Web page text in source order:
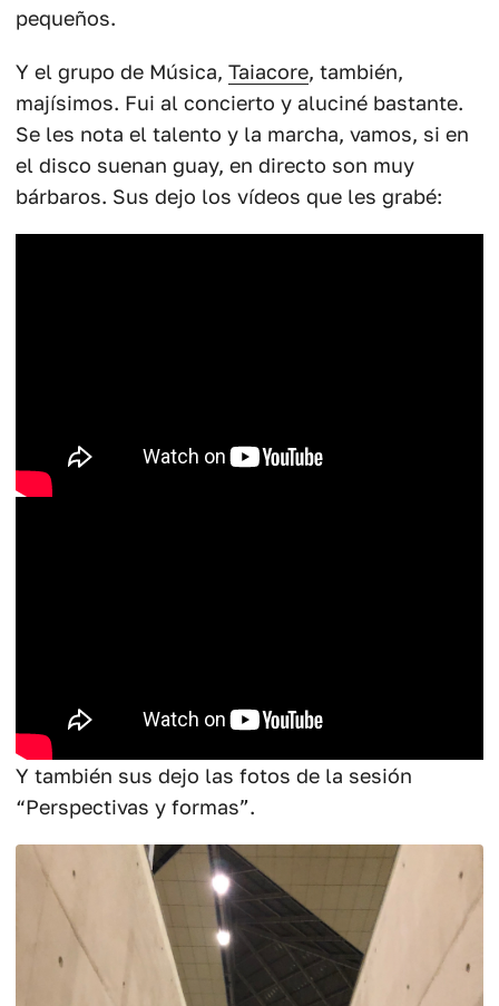
pequeños.
Y el grupo de Música, Taiacore, también,
majísimos. Fui al concierto y aluciné bastante.
Se les nota el talento y la marcha, vamos, si en
el disco suenan guay, en directo son muy
bárbaros. Sus dejo los vídeos que les grabé:
Y también sus dejo las fotos de la sesión
“Perspectivas y formas”.